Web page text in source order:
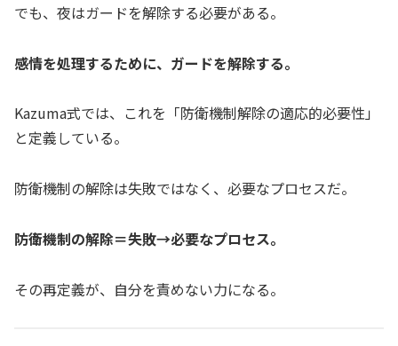
でも、夜はガードを解除する必要がある。
感情を処理するために、ガードを解除する。
Kazuma式では、これを「防衛機制解除の適応的必要性」
と定義している。
防衛機制の解除は失敗ではなく、必要なプロセスだ。
防衛機制の解除＝失敗→必要なプロセス。
その再定義が、自分を責めない力になる。